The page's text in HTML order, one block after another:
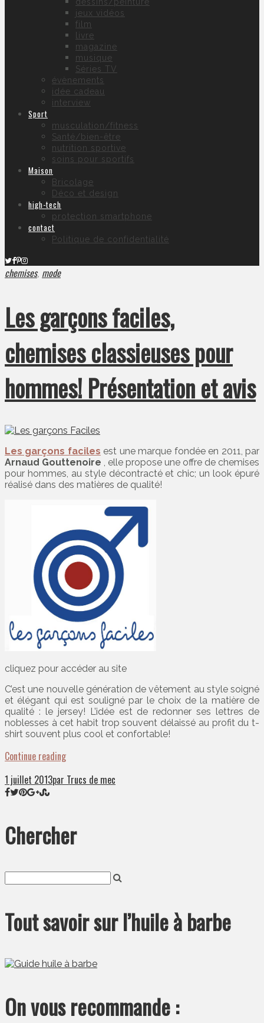
jeux vidéos
film
livre
magazine
musique
Séries TV
évènements
idée cadeau
interview
Sport
musculation/fitness
Santé/bien-être
nutrition sportive
soins pour sportifs
Maison
Bricolage
Déco et design
high-tech
protection smartphone
contact
Politique de confidentialité
chemises, mode
Les garçons faciles,
chemises classieuses pour
hommes! Présentation et avis
Les garçons faciles est une marque fondée en 2011, par
Arnaud Gouttenoire , elle propose une offre de chemises
pour hommes, au style décontracté et chic; un look épuré
réalisé dans des matières de qualité!
cliquez pour accéder au site
C’est une nouvelle génération de vêtement au style soigné
et élégant qui est souligné par le choix de la matière de
qualité : le jersey! L’idée est de redonner ses lettres de
noblesses à cet habit trop souvent délaissé au profit du t-
shirt souvent plus cool et confortable!
Continue reading
1 juillet 2013par Trucs de mec
Chercher
Tout savoir sur l’huile à barbe
On vous recommande :